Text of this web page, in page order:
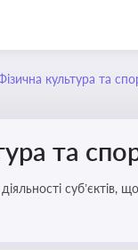
культура та
та